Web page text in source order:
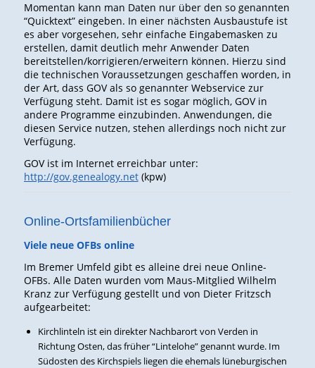
Momentan kann man Daten nur über den so genannten
“Quicktext” eingeben. In einer nächsten Ausbaustufe ist
es aber vorgesehen, sehr einfache Eingabemasken zu
erstellen, damit deutlich mehr Anwender Daten
bereitstellen/korrigieren/erweitern können. Hierzu sind
die technischen Voraussetzungen geschaffen worden, in
der Art, dass GOV als so genannter Webservice zur
Verfügung steht. Damit ist es sogar möglich, GOV in
andere Programme einzubinden. Anwendungen, die
diesen Service nutzen, stehen allerdings noch nicht zur
Verfügung.
GOV ist im Internet erreichbar unter:
http://gov.genealogy.net(kpw)
Online-Ortsfamilienbücher
Viele neue OFBs online
Im Bremer Umfeld gibt es alleine drei neue Online-
OFBs. Alle Daten wurden vom Maus-Mitglied Wilhelm
Kranz zur Verfügung gestellt und von Dieter Fritzsch
aufgearbeitet:
Kirchlinteln ist ein direkter Nachbarort von Verden in
Richtung Osten, das früher “Lintelohe” genannt wurde. Im
Südosten des Kirchspiels liegen die ehemals lüneburgischen